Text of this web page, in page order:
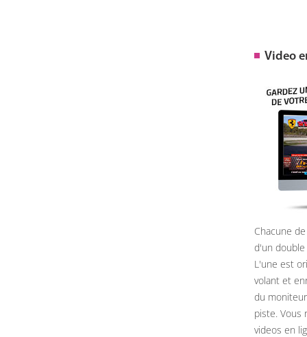
Video
Chacune
d'un
L'une est
volant et
du
piste. Vous
videos en